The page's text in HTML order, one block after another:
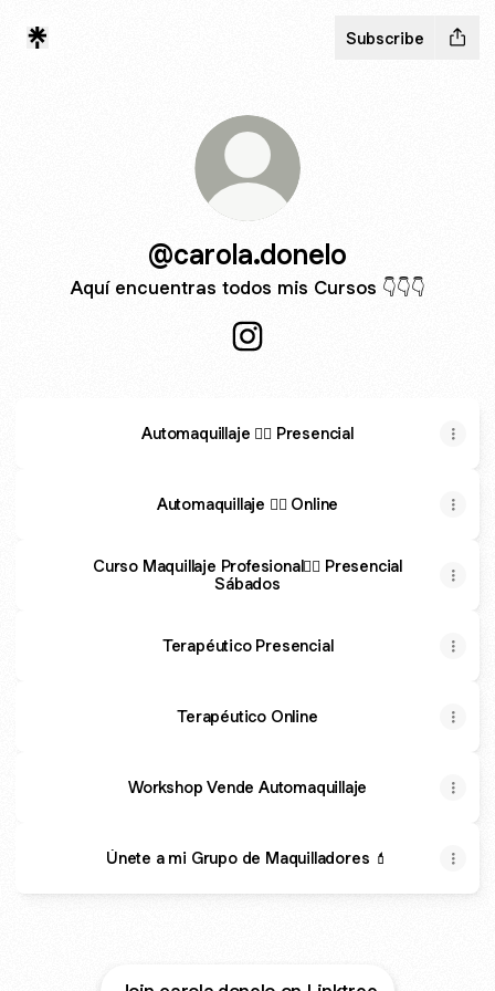
Subscribe
@carola.donelo
Aquí encuentras todos mis Cursos 👇👇👇
Automaquillaje 👉🏼 Presencial
Automaquillaje 👉🏼 Online
Curso Maquillaje Profesional👉🏼 Presencial
Sábados
Terapéutico Presencial
Terapéutico Online
Workshop Vende Automaquillaje
Únete a mi Grupo de Maquilladores 💄